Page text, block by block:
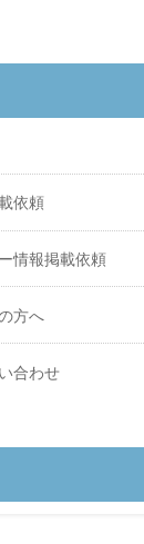
依頼
情報掲載依頼
方へ
合わせ